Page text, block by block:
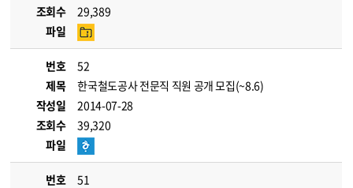
조회수
29,389
파일
번호
52
제목
한국철도공사 전문직 직원 공개 모집(~8.6)
작성일
2014-07-28
조회수
39,320
파일
번호
51